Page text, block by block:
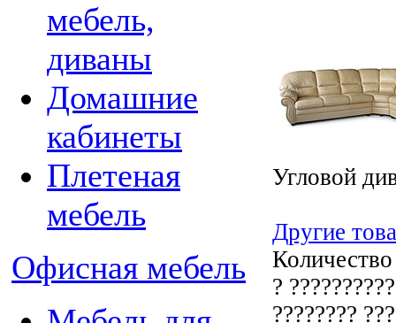
мебель,
диваны
Домашние
кабинеты
Плетеная
мебель
Офисная мебель
Угловой
Другие
?
????????